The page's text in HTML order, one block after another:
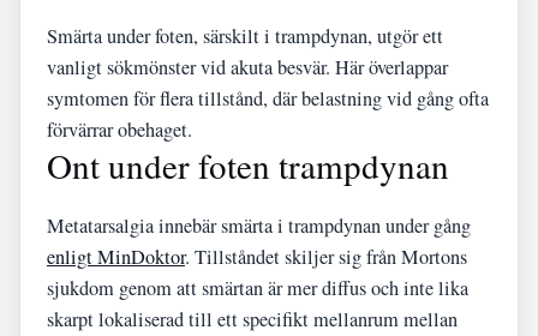
Smärta under foten, särskilt i trampdynan, utgör ett
vanligt sök­mönster vid akuta besvär. Här överlappar
symtomen för flera tillstånd, där belastning vid gång ofta
förvärrar obehaget.
Ont under foten trampdynan
Metatarsalgia innebär smärta i trampdynan under gång
enligt MinDoktor. Tillståndet skiljer sig från Mortons
sjukdom genom att smärtan är mer diffus och inte lika
skarpt lokaliserad till ett specifikt mellanrum mellan